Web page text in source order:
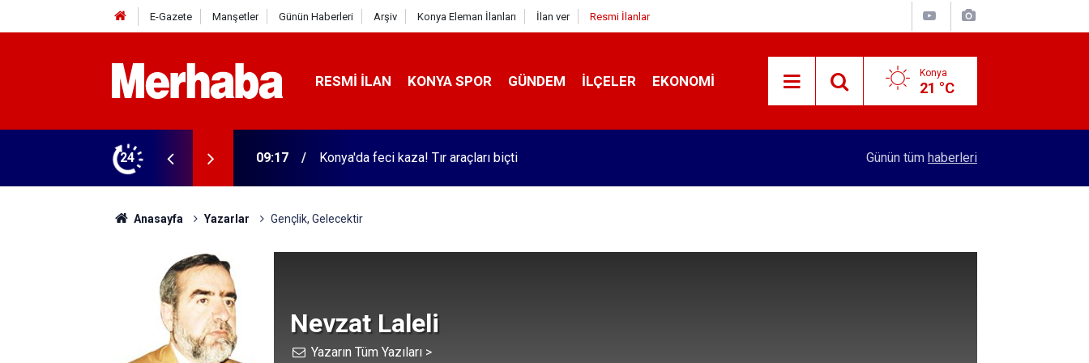
E-Gazete Manşetler Günün Haberleri Arşiv Konya Eleman İlanları İlan ver Resmi İlanlar
RESMI İLAN KONYA SPOR GÜNDEM İLÇELER EKONOMI Konya
21 °C
24 16:38
Türk seyahat firması 63 tane sıfır Mercedes otobüs satın aldı! 2 milyar TL'lik
dev yatırım
5 aylık doğan bebek Konya'ya sevk edildi
Günün tüm haberleri
Anasayfa Yazarlar Gençlik, Gelecektir
Nevzat Laleli
Yazarın Tüm Yazıları >